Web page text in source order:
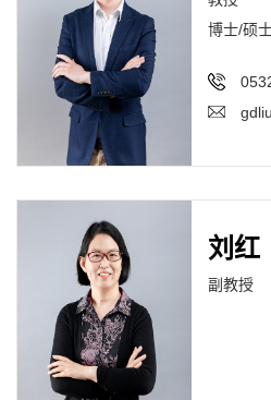
博士/硕
刘红
副教授